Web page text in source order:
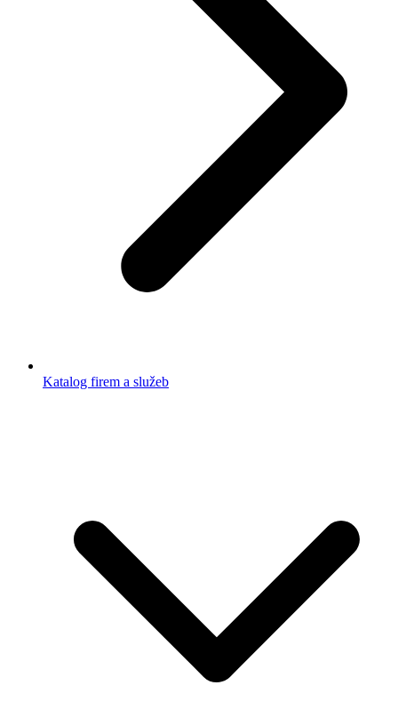
Katalog firem a služeb